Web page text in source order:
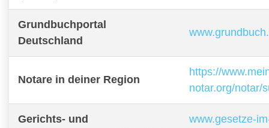
Grundbuchportal
Deutschland
Notare in deiner Region
https://
notar.org/notar/
Gerichts- und
www.gesetze-